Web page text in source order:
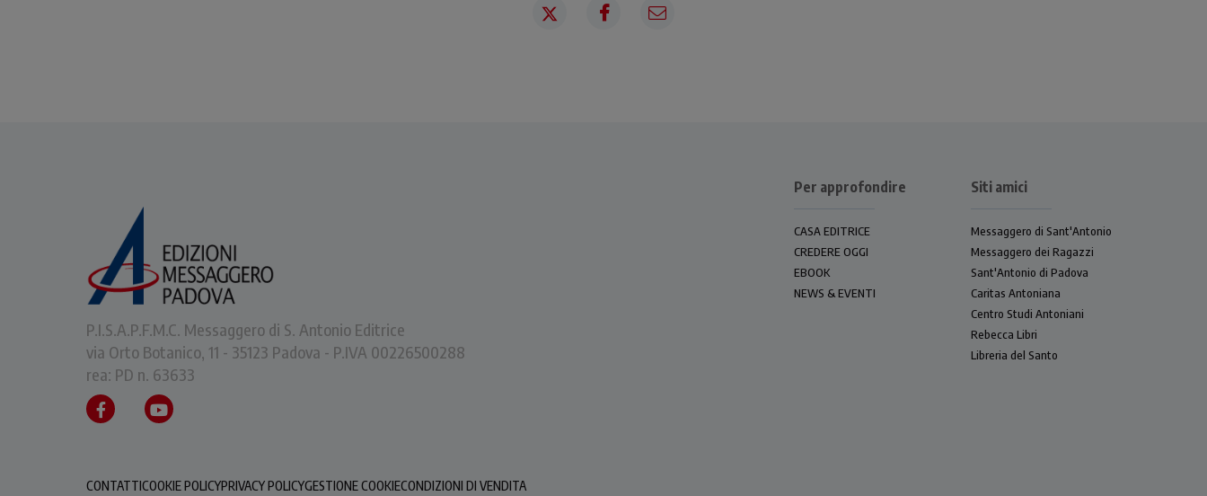
P.I.S.A.P.F.M.C. Messaggero di S. Antonio Editrice
via Orto Botanico, 11 - 35123 Padova - P.IVA 00226500288
rea: PD n. 63633
CONTATTICOOKIE POLICYPRIVACY POLICYGESTIONE COOKIECONDIZIONI DI VENDITA
Per approfondire
CASA EDITRICE
CREDERE OGGI
EBOOK
NEWS & EVENTI
Siti amici
Messaggero di Sant'Antonio
Messaggero dei Ragazzi
Sant'Antonio di Padova
Caritas Antoniana
Centro Studi Antoniani
Rebecca Libri
Libreria del Santo